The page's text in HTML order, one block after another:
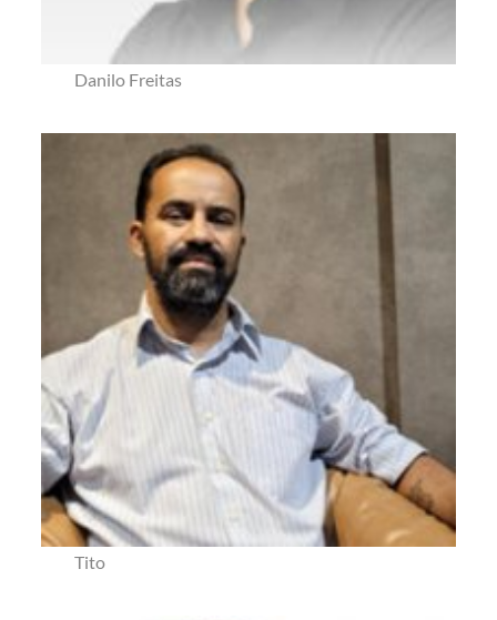
Danilo Freitas
Tito